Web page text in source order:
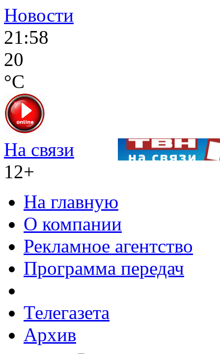
Новости
21:58
20
°C
На связи
12+
На главную
О компании
Рекламное агентство
Программа передач
Телегазета
Архив